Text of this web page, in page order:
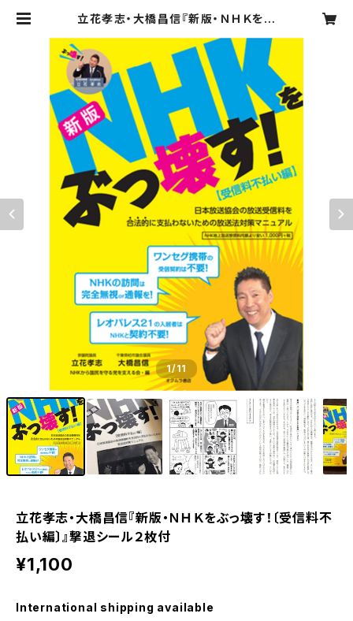
立花孝志・大橋昌信『新版・ＮＨＫをぶ
ル２枚付 | オクムラ書店 直販サイト
1/11
立花孝志・大橋昌信『新版・ＮＨＫをぶっ壊す！〔受信料不
払い編〕』撃退シール２枚付
¥1,100
International shipping available